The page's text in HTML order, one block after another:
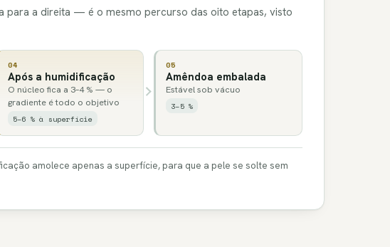
para a direita — é o mesmo percurso das oito etapas, visto
04
Após a humidificação
O núcleo fica a 3–4 % — o
gradiente é todo o objetivo
5–6 % à superfície
05
Amêndoa embalada
Estável sob vácuo
3–5 %
amolece apenas a superfície, para que a pele se solte sem